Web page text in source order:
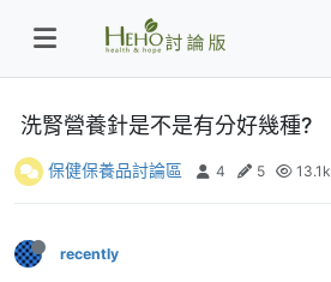
洗腎營養針是不是有分好幾種?
保健保養品討論區 4 5 13.1k
recently